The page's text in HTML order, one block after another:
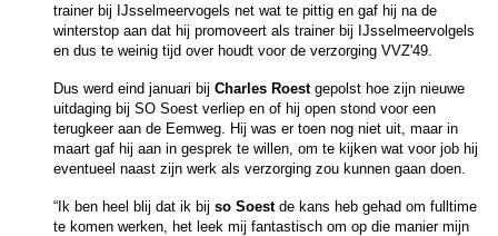
trainer bij IJsselmeervogels net wat te pittig en gaf hij na de
winterstop aan dat hij promoveert als trainer bij IJsselmeervolgels
en dus te weinig tijd over houdt voor de verzorging VVZ'49.
Dus werd eind januari bij Charles Roestgepolst hoe zijn nieuwe
uitdaging bij SO Soest verliep en of hij open stond voor een
terugkeer aan de Eemweg. Hij was er toen nog niet uit, maar in
maart gaf hij aan in gesprek te willen, om te kijken wat voor job hij
eventueel naast zijn werk als verzorging zou kunnen gaan doen.
“Ik ben heel blij dat ik bij so Soestde kans heb gehad om fulltime
te komen werken, het leek mij fantastisch om op die manier mijn